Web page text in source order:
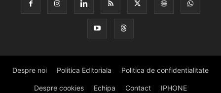
Despre noi Politica Editoriala Politica de confidentialitate
Despre cookies Echipa Contact IPHONE